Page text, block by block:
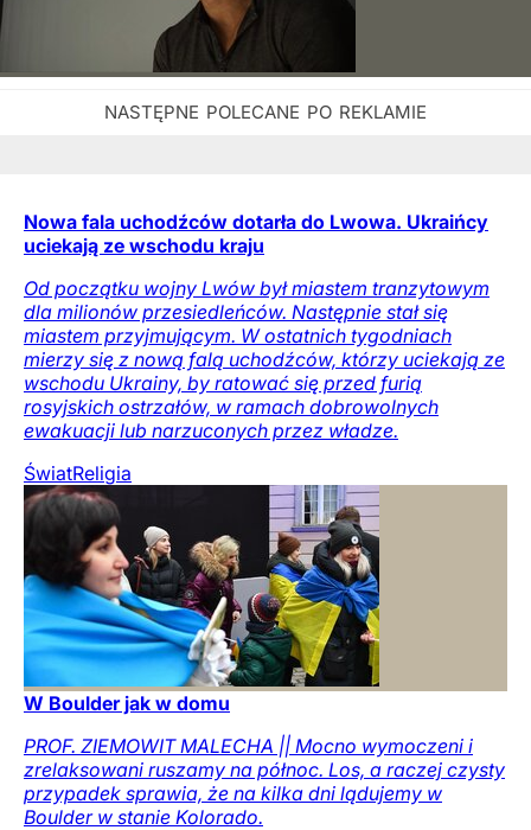
Nowa fala uchodźców dotarła do Lwowa. Ukraińcy
uciekają ze wschodu kraju
Od początku wojny Lwów był miastem tranzytowym
dla milionów przesiedleńców. Następnie stał się
miastem przyjmującym. W ostatnich tygodniach
mierzy się z nową falą uchodźców, którzy uciekają ze
wschodu Ukrainy, by ratować się przed furią
rosyjskich ostrzałów, w ramach dobrowolnych
ewakuacji lub narzuconych przez władze.
ŚwiatReligia
W Boulder jak w domu
PROF. ZIEMOWIT MALECHA || Mocno wymoczeni i
zrelaksowani ruszamy na północ. Los, a raczej czysty
przypadek sprawia, że na kilka dni lądujemy w
Boulder w stanie Kolorado.